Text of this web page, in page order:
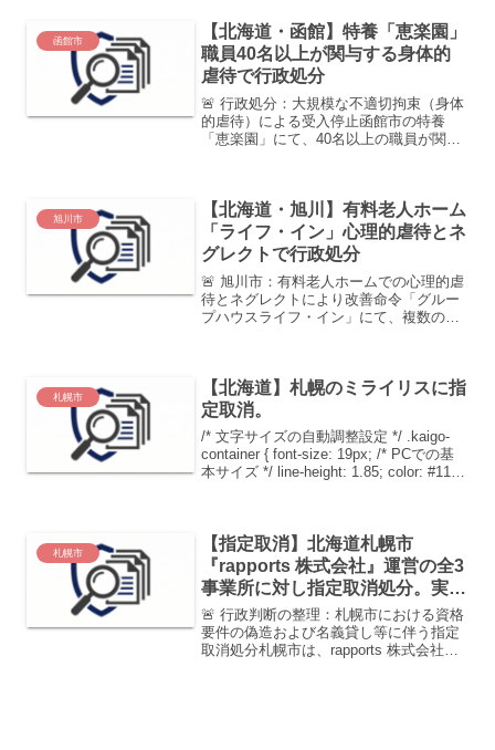
され、3ヶ月の受入停...
函館市
【北海道・函館】特養「恵楽園」
職員40名以上が関与する身体的
虐待で行政処分
🚨 行政処分：大規模な不適切拘束（身体
的虐待）による受入停止函館市の特養
「恵楽園」にて、40名以上の職員が関与
受入停止処分を下していま...
旭川市
【北海道・旭川】有料老人ホーム
「ライフ・イン」心理的虐待とネ
グレクトで行政処分
🚨 旭川市：有料老人ホームでの心理的虐
待とネグレクトにより改善命令「グルー
プハウスライフ・イン」にて、複数の職
厳重な改善命令を下して...
札幌市
【北海道】札幌のミライリスに指
定取消。
/* 文字サイズの自動調整設定 */ .kaigo-
container { font-size: 19px; /* PCでの基
本サイズ */ line-height: 1.85; color: #111;
札幌市
【指定取消】北海道札幌市
『rapports 株式会社』運営の全3
事業所に対し指定取消処分。実務
経験証明書の偽造および名義貸し
を認定
🚨 行政判断の整理：札幌市における資格
要件の偽造および名義貸し等に伴う指定
取消処分札幌市は、rapports 株式会社が